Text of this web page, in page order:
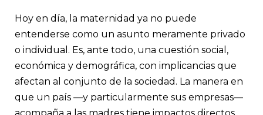
Hoy en día, la maternidad ya no puede
entenderse como un asunto meramente privado
o individual. Es, ante todo, una cuestión social,
económica y demográfica, con implicancias que
afectan al conjunto de la sociedad. La manera en
que un país —y particularmente sus empresas—
acompaña a las madres tiene impactos directos